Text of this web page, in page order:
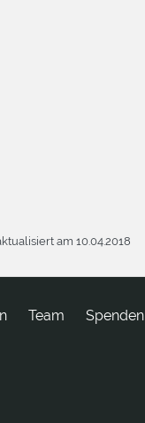
am 10.04.2018
Team Spenden